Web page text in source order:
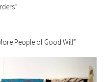
People of Good Will”